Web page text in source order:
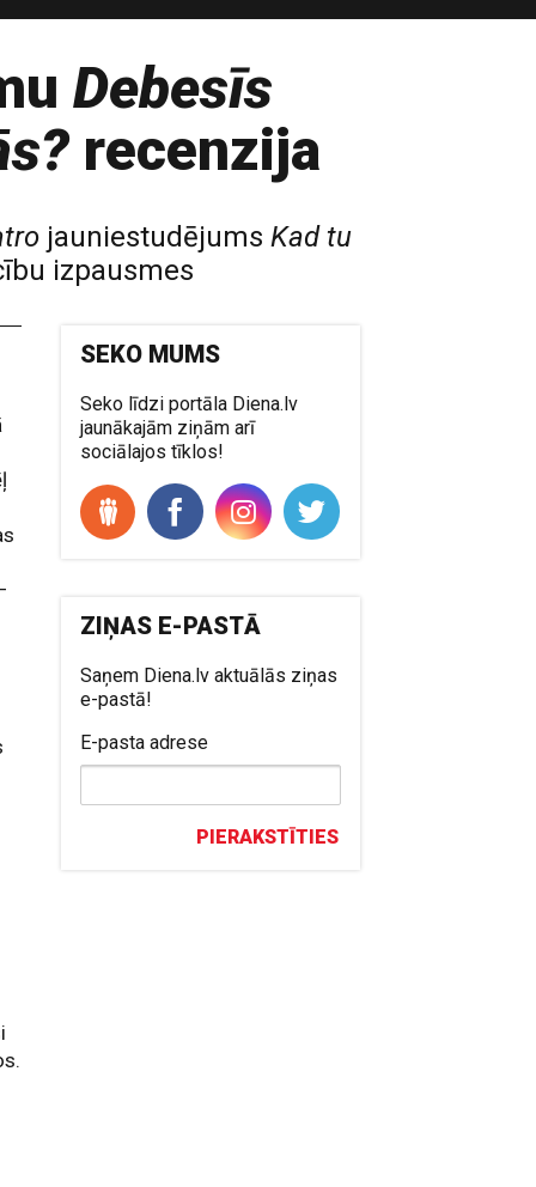
Debesīs
recenzija
jauniestudējums Kad tu
izpausmes
SEKO MUMS
Seko līdzi portāla Diena.lv
jaunākajām ziņām arī
sociālajos tīklos!
ZIŅAS E-PASTĀ
Saņem Diena.lv aktuālās ziņas
e-pastā!
E-pasta adrese
PIERAKSTĪTIES